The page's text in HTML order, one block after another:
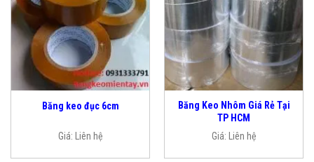
Băng keo đục 6cm
Giá: Liên hệ
Băng Keo Nhôm Giá Rẻ Tại
TP HCM
Giá: Liên hệ